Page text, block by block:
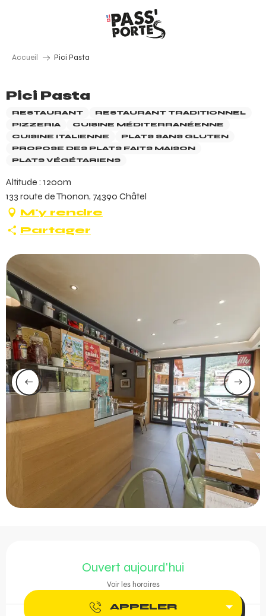
Accueil Pici Pasta
Pici Pasta
RESTAURANT
RESTAURANT TRADITIONNEL
PIZZERIA
CUISINE MÉDITERRANÉENNE
CUISINE ITALIENNE
PLATS SANS GLUTEN
PROPOSE DES PLATS FAITS MAISON
PLATS VÉGÉTARIENS
Altitude : 1200m
133 route de Thonon, 74390 Châtel
M'y rendre
Partager
Ouvert aujourd'hui
Voir les horaires
APPELER